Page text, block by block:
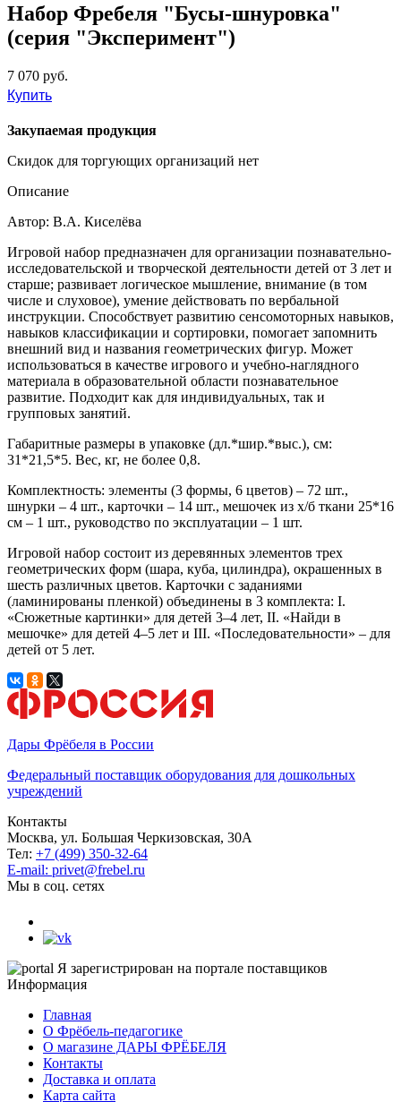
Набор Фребеля "Бусы-шнуровка"
(серия "Эксперимент")
7 070 руб.
Купить
Закупаемая продукция
Скидок для торгующих организаций нет
Описание
Автор: В.А. Киселёва
Игровой набор предназначен для организации познавательно-
исследовательской и творческой деятельности детей от 3 лет и
старше; развивает логическое мышление, внимание (в том
числе и слуховое), умение действовать по вербальной
инструкции. Способствует развитию сенсомоторных навыков,
навыков классификации и сортировки, помогает запомнить
внешний вид и названия геометрических фигур. Может
использоваться в качестве игрового и учебно-наглядного
материала в образовательной области познавательное
развитие. Подходит как для индивидуальных, так и
групповых занятий.
Габаритные размеры в упаковке (дл.*шир.*выс.), см:
31*21,5*5. Вес, кг, не более 0,8.
Комплектность: элементы (3 формы, 6 цветов) – 72 шт.,
шнурки – 4 шт., карточки – 14 шт., мешочек из х/б ткани 25*16
см – 1 шт., руководство по эксплуатации – 1 шт.
Игровой набор состоит из деревянных элементов трех
геометрических форм (шара, куба, цилиндра), окрашенных в
шесть различных цветов. Карточки с заданиями
(ламинированы пленкой) объединены в 3 комплекта: I.
«Сюжетные картинки» для детей 3–4 лет, II. «Найди в
мешочке» для детей 4–5 лет и III. «Последовательности» – для
детей от 5 лет.​
Дары Фрёбеля в России
Федеральный поставщик оборудования для дошкольных
учреждений
Контакты
Москва, ул. Большая Черкизовская, 30А
Тел: +7 (499) 350-32-64
E-mail: privet@frebel.ru
Мы в соц. сетях
Я зарегистрирован на портале поставщиков
Информация
Главная
О Фрёбель-педагогике
О магазине ДАРЫ ФРЁБЕЛЯ
Контакты
Доставка и оплата
Карта сайта